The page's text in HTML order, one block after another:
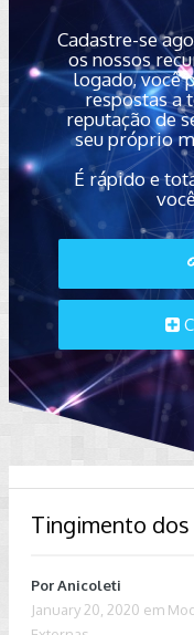
Cadastre-se
os nossos
logado, você
respostas a
reputação de
seu próprio
É rápido e
Tingimento
PorAnicoleti
January 20, 2020 em